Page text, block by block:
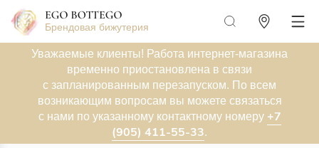
Брендовая бижутерия
Уважаемые клиенты! Работа интернет-магазина
временно приостановлена в связи
с запланированным перезапуском. По всем
возникающим вопросам вы можете связаться
с нами по указанному контактному номеру +7
(905) 411-55-33.